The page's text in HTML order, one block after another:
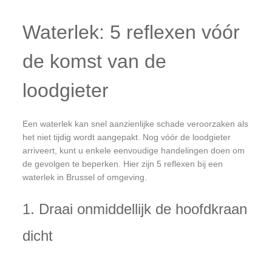
Waterlek: 5 reflexen vóór
de komst van de
loodgieter
Een waterlek kan snel aanzienlijke schade veroorzaken als
het niet tijdig wordt aangepakt. Nog vóór de loodgieter
arriveert, kunt u enkele eenvoudige handelingen doen om
de gevolgen te beperken. Hier zijn 5 reflexen bij een
waterlek in Brussel of omgeving.
1. Draai onmiddellijk de hoofdkraan
dicht